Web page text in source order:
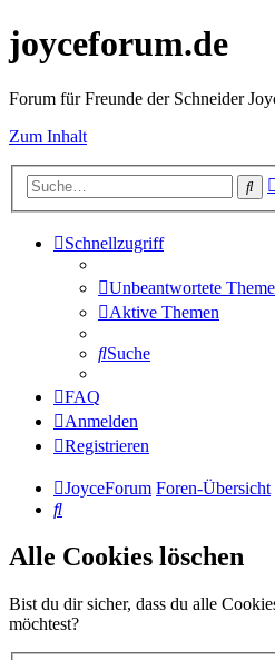
joyceforum.de
Forum für Freunde der Schneider
Zum Inhalt
Schnellzugriff
Unbeantwortete
Aktive Themen
Suche
FAQ
Anmelden
Registrieren
JoyceForum Foren-Übersicht
Suche
Alle Cookies löschen
Bist du dir sicher, dass du alle
möchtest?